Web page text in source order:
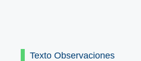
Texto Observaciones